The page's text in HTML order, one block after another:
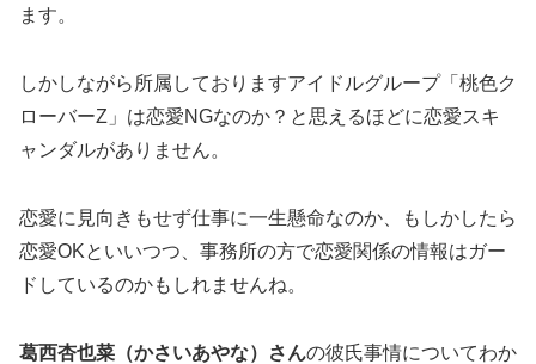
ます。
しかしながら所属しておりますアイドルグループ「桃色ク
ローバーZ」は恋愛NGなのか？と思えるほどに恋愛スキ
ャンダルがありません。
恋愛に見向きもせず仕事に一生懸命なのか、もしかしたら
恋愛OKといいつつ、事務所の方で恋愛関係の情報はガー
ドしているのかもしれませんね。
葛西杏也菜（かさいあやな）さんの彼氏事情についてわか